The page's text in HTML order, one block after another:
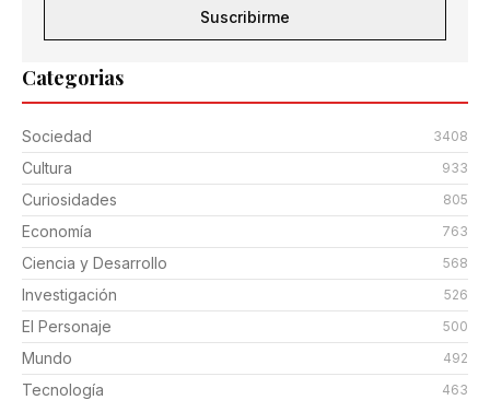
Categorias
Sociedad 3408
Cultura 933
Curiosidades 805
Economía 763
Ciencia y Desarrollo 568
Investigación 526
El Personaje 500
Mundo 492
Tecnología 463
Suscribirme